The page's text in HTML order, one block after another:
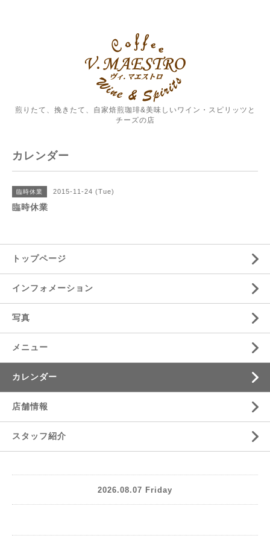
煎りたて、挽きたて、自家焙煎珈琲&美味しいワイン・スピリッツと
チーズの店
カレンダー
臨時休業 2015-11-24 (Tue)
臨時休業
トップページ
インフォメーション
写真
メニュー
カレンダー
店舗情報
スタッフ紹介
2026.08.07 Friday